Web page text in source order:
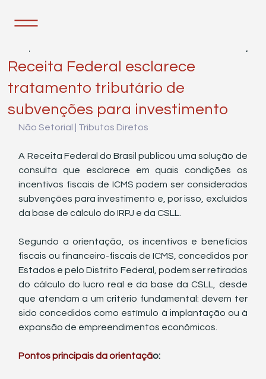
Receita Federal esclarece
tratamento tributário de
subvenções para investimento
Não Setorial | Tributos Diretos
A Receita Federal do Brasil publicou uma solução de
consulta que esclarece em quais condições os
incentivos fiscais de ICMS podem ser considerados
subvenções para investimento e, por isso, excluídos
da base de cálculo do IRPJ e da CSLL.
Segundo a orientação, os incentivos e benefícios
fiscais ou financeiro-fiscais de ICMS, concedidos por
Estados e pelo Distrito Federal, podem ser retirados
do cálculo do lucro real e da base da CSLL, desde
que atendam a um critério fundamental: devem ter
sido concedidos como estímulo à implantação ou à
expansão de empreendimentos econômicos.
Pontos principais da orientação: